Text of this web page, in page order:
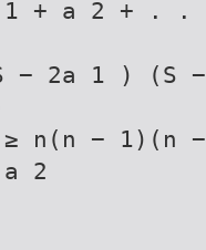
+ a 2 + . .
− 2a 1 ) (S
n(n − 1)(n
2